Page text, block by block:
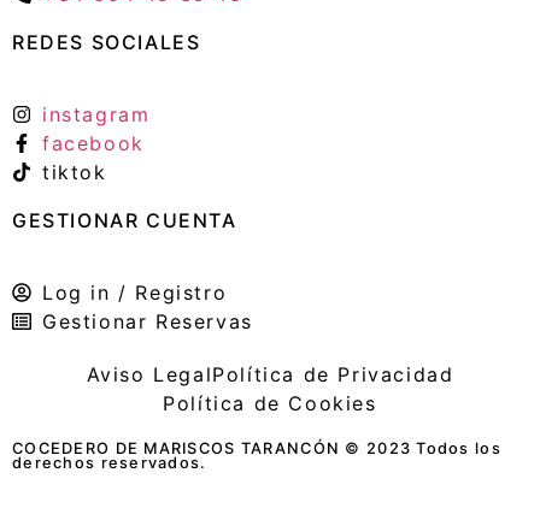
REDES SOCIALES
instagram
facebook
tiktok
GESTIONAR CUENTA
Log in / Registro
Gestionar Reservas
Aviso LegalPolítica de Privacidad
Política de Cookies
COCEDERO DE MARISCOS TARANCÓN © 2023 Todos los
derechos reservados.